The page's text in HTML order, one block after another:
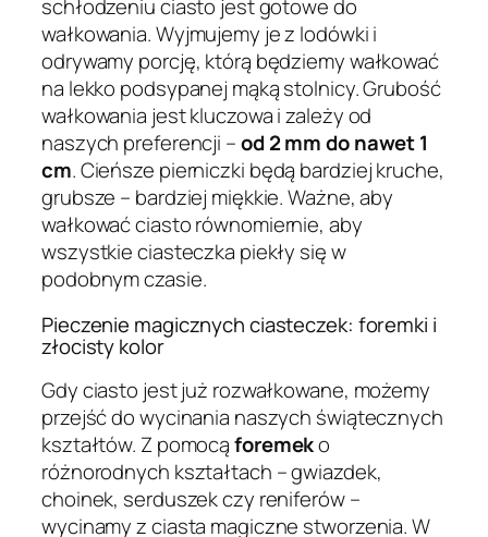
schłodzeniu ciasto jest gotowe do
wałkowania. Wyjmujemy je z lodówki i
odrywamy porcję, którą będziemy wałkować
na lekko podsypanej mąką stolnicy. Grubość
wałkowania jest kluczowa i zależy od
naszych preferencji –od 2 mm do nawet 1
cm. Cieńsze pierniczki będą bardziej kruche,
grubsze – bardziej miękkie. Ważne, aby
wałkować ciasto równomiernie, aby
wszystkie ciasteczka piekły się w
podobnym czasie.
Pieczenie magicznych ciasteczek: foremki i
złocisty kolor
Gdy ciasto jest już rozwałkowane, możemy
przejść do wycinania naszych świątecznych
kształtów. Z pomocąforemeko
różnorodnych kształtach – gwiazdek,
choinek, serduszek czy reniferów –
wycinamy z ciasta magiczne stworzenia. W